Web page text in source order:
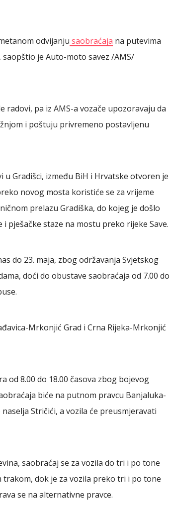
odvijanju saobraćaja na putevima
saopštio je Auto-moto savez /AMS/
radovi, pa iz AMS-a vozače upozoravaju da
i poštuju privremeno postavljenu
Gradišci, između BiH i Hrvatske otvoren je
novog mosta koristiće se za vrijeme
prelazu Gradiška, do kojeg je došlo
pješačke staze na mostu preko rijeke Save.
do 23. maja, zbog održavanja Svjetskog
doći do obustave saobraćaja od 7.00 do
Mrkonjić Grad i Crna Rijeka-Mrkonjić
od 8.00 do 18.00 časova zbog bojevog
biće na putnom pravcu Banjaluka-
Stričići, a vozila će preusmjeravati
saobraćaj se za vozila do tri i po tone
dok je za vozila preko tri i po tone
se na alternativne pravce.